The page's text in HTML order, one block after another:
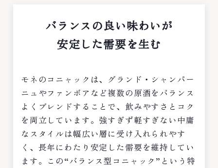
バランスの良い味わいが
安定した需要を生む
モネのコニャックは、グランド・シャンパー
ニュやファンボアなど複数の原酒をバランス
よくブレンドすることで、飲みやすさとコク
を両立しています。強すぎず軽すぎない中庸
なスタイルは幅広い層に受け入れられやす
く、長年にわたり安定した需要を維持してい
ます。この“バランス型コニャック”という特